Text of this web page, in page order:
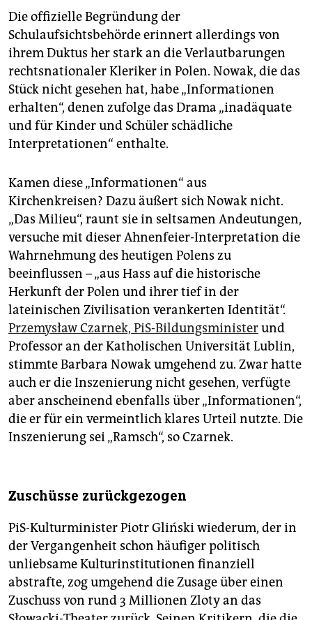
Die offizielle Begründung der
Schulaufsichtsbehörde erinnert allerdings von
ihrem Duktus her stark an die Verlautbarungen
rechtsnationaler Kleriker in Polen. Nowak, die das
Stück nicht gesehen hat, habe „Informationen
erhalten“, denen zufolge das Drama „inadäquate
und für Kinder und Schüler schädliche
Interpretationen“ enthalte.
Kamen diese „Informationen“ aus
Kirchenkreisen? Dazu äußert sich Nowak nicht.
„Das Milieu“, raunt sie in seltsamen Andeutungen,
versuche mit dieser Ahnenfeier-Interpretation die
Wahrnehmung des heutigen Polens zu
beeinflussen – „aus Hass auf die historische
Herkunft der Polen und ihrer tief in der
lateinischen Zivilisation verankerten Identität“.
Przemysław Czarnek, PiS-Bildungsministerund
Professor an der Katholischen Universität Lublin,
stimmte Barbara Nowak umgehend zu. Zwar hatte
auch er die Inszenierung nicht gesehen, verfügte
aber anscheinend ebenfalls über „Informationen“,
die er für ein vermeintlich klares Urteil nutzte. Die
Inszenierung sei „Ramsch“, so Czarnek.
Zuschüsse zurückgezogen
PiS-Kulturminister Piotr Gliński wiederum, der in
der Vergangenheit schon häufiger politisch
unliebsame Kulturinstitutionen finanziell
abstrafte, zog umgehend die Zusage über einen
Zuschuss von rund 3 Millionen Zloty an das